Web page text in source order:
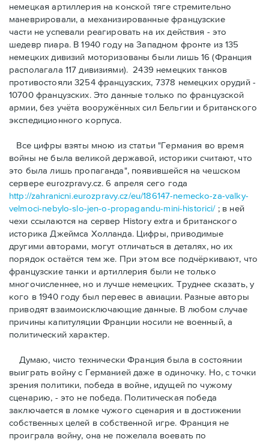
немeцкая артиллерия на конской тяге стремительно
маневрировали, а механизированные французские
части не успевали реагировать на их действия - это
шедевр пиара. В 1940 году на Западном фронте из 135
немецких дивизий моторизованы были лишь 16 (Франция
располагала 117 дивизиями). 2439 немецких танков
противостояли 3254 французских, 7378 немецких орудий -
10700 французских. Это данные только по французской
армии, без учёта вооружённых сил Бельгии и британского
экспедиционного корпуса.
Bсе цифры взяты мною из статьи "Германия во время
войны не была великой державой, историки считают, что
это была лишь пропаганда", появившейся на чешском
сервере eurozpravy.cz. 6 апреля сего года
http://zahranicni.eurozpravy.cz/eu/186147-nemecko-za-valky-
velmoci-nebylo-slo-jen-o-propagandu-mini-historici/; в ней
чехи ссылаются на сервер History extra и британского
историка Джеймса Холланда. Цифры, привoдимые
другими авторами, могут отличаться в деталях, но их
порядок остаётся тем же. При этом все подчёркивают, что
французские танки и артиллерия были не только
многочисленнее, но и лучше немецких. Труднее сказать, у
кого в 1940 году был перевес в авиации. Разные авторы
приводят взаимоисключающие данные. В любом случае
причины капитуляции Франции носили не военный, а
политический характер.
Думаю, чисто технически Франция была в состоянии
выиграть войну с Германией даже в одиночку. Но, с точки
зрения политики, победа в войне, идущей по чужому
сценарию, - это не победа. Политическая победа
заключается в ломке чужого сценария и в достижении
собственных целей в собственной игре. Франция не
проиграла войну, она не пожелала воевать по